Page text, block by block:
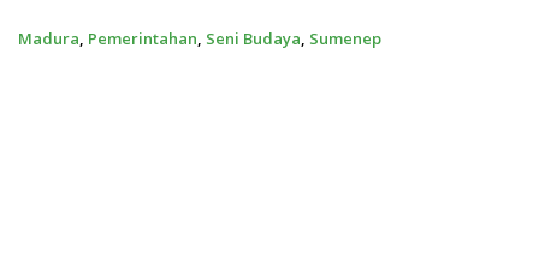
Madura, Pemerintahan, Seni Budaya, Sumenep